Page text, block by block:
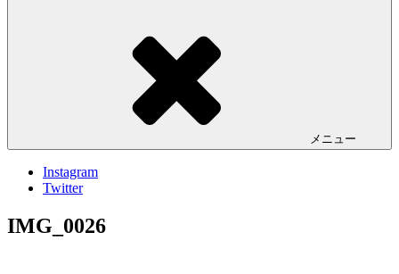
メニュー
Instagram
Twitter
IMG_0026